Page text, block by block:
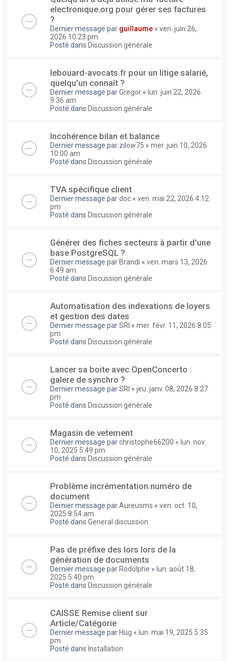
electronique.org pour gérer ses factures
?
Dernier message par guillaume « ven. juin 26,
2026 10:23 pm
Posté dans Discussion générale
lebouard-avocats.fr pour un litige salarié,
quelqu’un connaît ?
Dernier message parGregor « lun. juin 22, 2026
9:36 am
Posté dans Discussion générale
Incohérence bilan et balance
Dernier message par zilow75 « mer. juin 10, 2026
10:00 am
Posté dans Discussion générale
TVA spécifique client
Dernier message pardoc « ven. mai 22, 2026 4:12
pm
Posté dans Discussion générale
Générer des fiches secteurs à partir d'une
base PostgreSQL ?
Dernier message par Brandi « ven. mars 13, 2026
6:49 am
Posté dans Discussion générale
Automatisation des indexations de loyers
et gestion des dates
Dernier message parSRI « mer. févr. 11, 2026 8:05
pm
Posté dans Discussion générale
Lancer sa boite avec OpenConcerto :
galere de synchro ?
Dernier message parSRI « jeu. janv. 08, 2026 8:27
pm
Posté dans Discussion générale
Magasin de vetement
Dernier message parchristophe66200 « lun. nov.
10, 2025 5:49 pm
Posté dans Discussion générale
Problème incrémentation numéro de
document
Dernier message parAureusms « ven. oct. 10,
2025 8:54 am
Posté dans General discussion
Pas de préfixe des lors lors de la
génération de documents
Dernier message par Rodolphe « lun. août 18,
2025 5:40 pm
Posté dans Discussion générale
CAISSE Remise client sur
Article/Catégorie
Dernier message par Hug « lun. mai 19, 2025 5:35
pm
Posté dans Installation